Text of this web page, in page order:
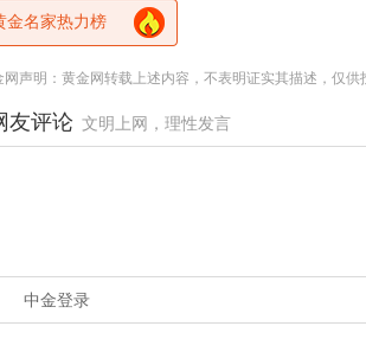
金名家热力榜
网声明：黄金网转载上述内容，不表明证实其描述，仅
友评论 文明上网，理性发言
中金登录